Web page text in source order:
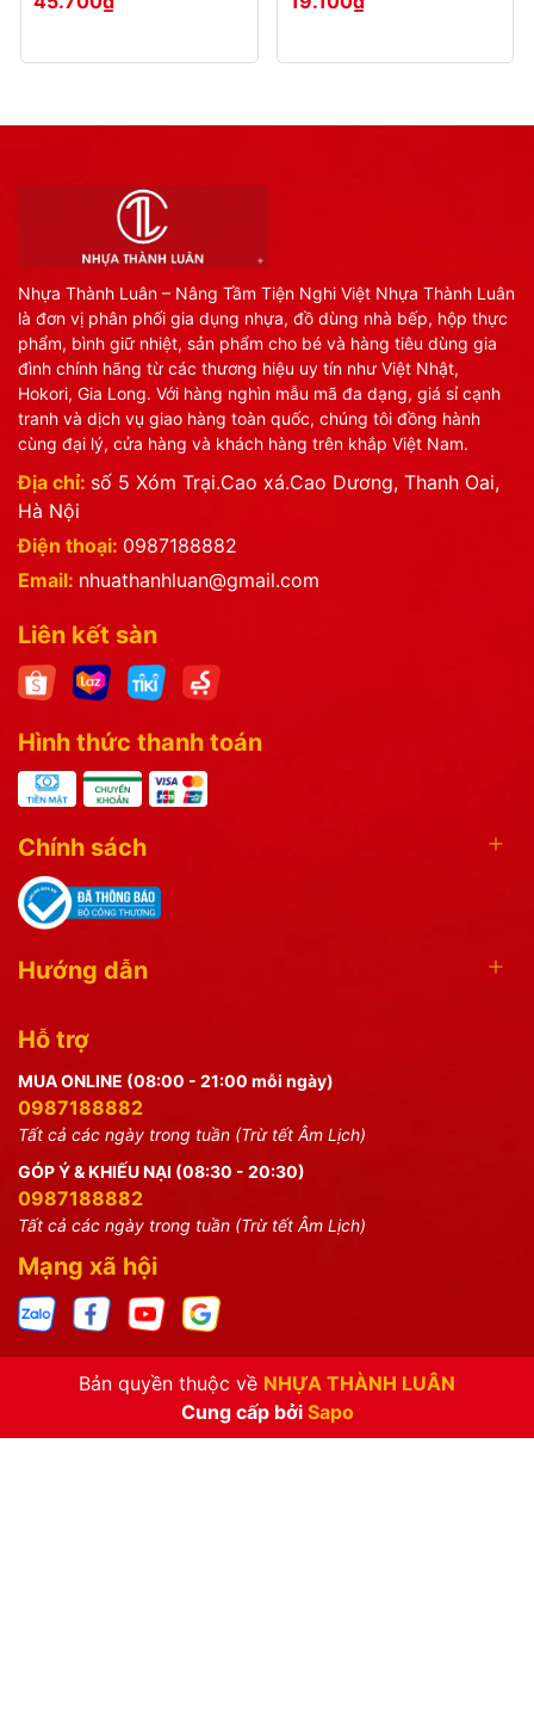
Nhựa Thành Luân – Nâng Tầm Tiện Nghi Việt Nhựa Thành Luân
là đơn vị phân phối gia dụng nhựa, đồ dùng nhà bếp, hộp thực
phẩm, bình giữ nhiệt, sản phẩm cho bé và hàng tiêu dùng gia
đình chính hãng từ các thương hiệu uy tín như Việt Nhật,
Hokori, Gia Long. Với hàng nghìn mẫu mã đa dạng, giá sỉ cạnh
tranh và dịch vụ giao hàng toàn quốc, chúng tôi đồng hành
cùng đại lý, cửa hàng và khách hàng trên khắp Việt Nam.
Địa chỉ: số 5 Xóm Trại.Cao xá.Cao Dương, Thanh Oai,
Hà Nội
Điện thoại: 0987188882
Email: nhuathanhluan@gmail.com
Liên kết sàn
Hình thức thanh toán
Chính sách
Hướng dẫn
Hỗ trợ
MUA ONLINE (08:00 - 21:00 mỗi ngày)
0987188882
Tất cả các ngày trong tuần (Trừ tết Âm Lịch)
GÓP Ý & KHIẾU NẠI (08:30 - 20:30)
0987188882
Tất cả các ngày trong tuần (Trừ tết Âm Lịch)
Mạng xã hội
Bản quyền thuộc về NHỰA THÀNH LUÂN
Cung cấp bởi Sapo